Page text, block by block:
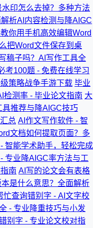
印怎么去掉？多种方法
析AI内容检测与降AIGC
你用手机高效编辑Word
把Word文件保存到桌
稿子吗？AI写作工具全
考100题 - 免费在线学习
策略战争手游下载 毕业
检测率 - 毕业论文指南 大
推荐与降AIGC技巧
总 AI作文写作软件 - 智
文档如何提取页面？多
智能学术助手，轻松完成
专业降AIGC率方法与工
南 AI写的论文会有表格
是什么意思？全面解析
忙查询错别字 - AI文字校
- 专业降重技巧与小发
别字 - 专业论文校对指